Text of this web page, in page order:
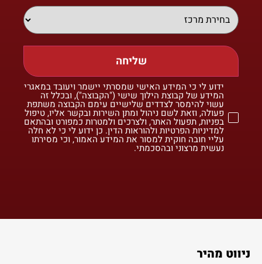
שליחה
ידוע לי כי המידע האישי שמסרתי יישמר ויעובד במאגרי
המידע של קבוצת הילוך שישי ("הקבוצה"), ובכלל זה
עשוי להימסר לצדדים שלישיים עימם הקבוצה משתפת
פעולה, וזאת לשם ניהול ומתן השירות ובקשר אליו, טיפול
בפניות, תפעול האתר, ולצרכים ולמטרות כמפורט ובהתאם
למדיניות הפרטיות ולהוראות הדין. כן ידוע לי כי לא חלה
עליי חובה חוקית למסור את המידע האמור, וכי מסירתו
נעשית מרצוני ובהסכמתי.
ניווט מהיר